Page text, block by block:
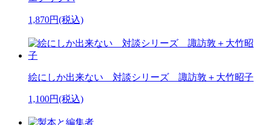
1,870円(税込)
絵にしか出来ない 対談シリーズ 諏訪敦＋大竹昭子
1,100円(税込)